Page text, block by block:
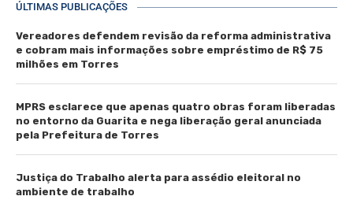
ÚLTIMAS PUBLICAÇÕES
Vereadores defendem revisão da reforma administrativa
e cobram mais informações sobre empréstimo de R$ 75
milhões em Torres
MPRS esclarece que apenas quatro obras foram liberadas
no entorno da Guarita e nega liberação geral anunciada
pela Prefeitura de Torres
Justiça do Trabalho alerta para assédio eleitoral no
ambiente de trabalho